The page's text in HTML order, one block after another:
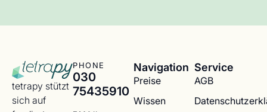
tetrapy stützt
sich auf
PHONE
030
75435910
Navigation
Preise
Wissen
Service
AGB